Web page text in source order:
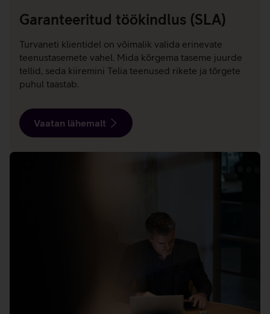
Garanteeritud töökindlus (SLA)
Turvaneti klientidel on võimalik valida erinevate
teenustasemete vahel. Mida kõrgema taseme juurde
tellid, seda kiiremini Telia teenused rikete ja tõrgete
puhul taastab.
Vaatan lähemalt